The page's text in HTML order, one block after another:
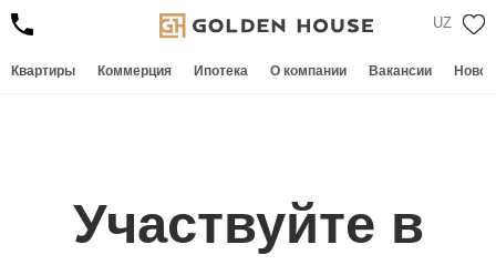
Квартиры Коммерция Ипотека О компании Вакансии
UZ
Участвуйте в